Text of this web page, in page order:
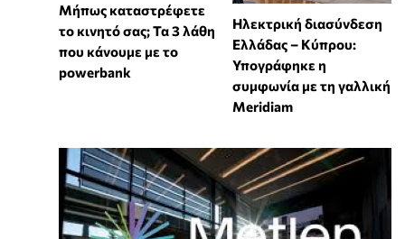
Μήπως καταστρέφετε
το κινητό σας; Τα 3 λάθη
που κάνουμε με το
powerbank
Ηλεκτρική διασύνδεση
Ελλάδας – Κύπρου:
Υπογράφηκε η
συμφωνία με τη γαλλική
Meridiam